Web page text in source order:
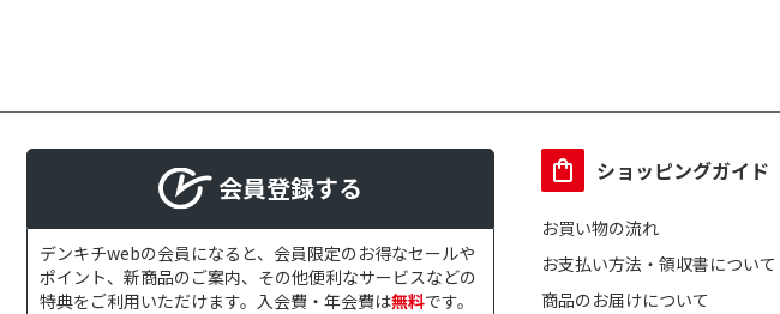
会員登録する
デンキチwebの会員になると、会員限定のお得なセールや
ポイント、新商品のご案内、その他便利なサービスなどの
特典をご利用いただけます。入会費・年会費は無料です。
ショッピングガイド
お買い物の流れ
お支払い方法・領収書について
商品のお届けについて